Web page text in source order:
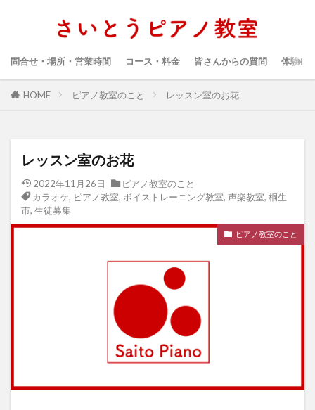
問合せ・場所・営業時間 コース・料金 皆さんからの質問 体験レ
HOME ピアノ教室のこと レッスン室のお花
レッスン室のお花
2022年11月26日
ピアノ教室のこと
カラオケ, ピアノ教室, ボイストレーニング教室, 声楽教室, 桐生
市, 生徒募集
ピアノ教室のこと